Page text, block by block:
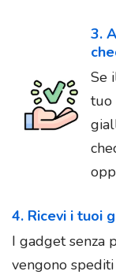
3.
Se
tuo
4. Ricevi i tuoi
I gadget senza
vengono